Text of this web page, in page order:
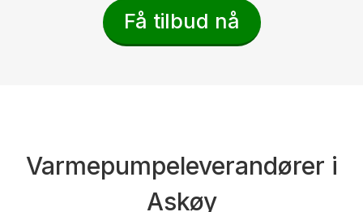
Få tilbud nå
Varmepumpeleverandører i
Askøy